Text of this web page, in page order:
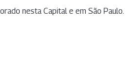
nesta Capital e em São Paulo.